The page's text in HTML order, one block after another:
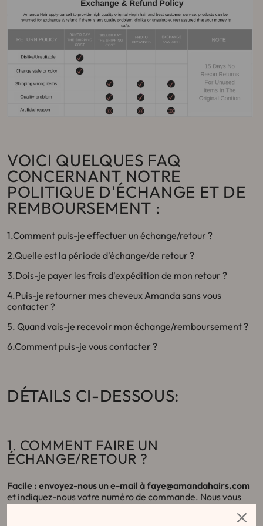
VOICI QUELQUES FAQ
CONCERNANT NOTRE
POLITIQUE D'ÉCHANGE ET DE
REMBOURSEMENT :
1.Comment puis-je effectuer un échange/retour ?
2.Quelle est la période d'échange/de retour ?
3.Dois-je payer les frais d'expédition de mon retour ?
4.Puis-je retourner mes cheveux Amanda sans vous
contacter ?
5. Quand vais-je recevoir mon échange/remboursement ?
6.Comment puis-je vous contacter ?
DÉTAILS CI-DESSOUS:
1. COMMENT FAIRE UN
ÉCHANGE/RETOUR ?
Facile : envoyez-nous un e-mail à faye@amandahairs.com
et indiquez-nous votre numéro de commande. Nous vous